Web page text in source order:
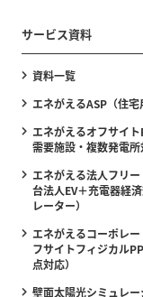
サービス資料
資料一覧
エネがえるASP（住宅
エネがえるオフサイ
需要施設・複数発電所
エネがえる法人フリー
台法人EV＋充電器経
レーター）
エネがえるコーポレー
フサイトフィジカル
点対応）
壁面太陽光シミュレ